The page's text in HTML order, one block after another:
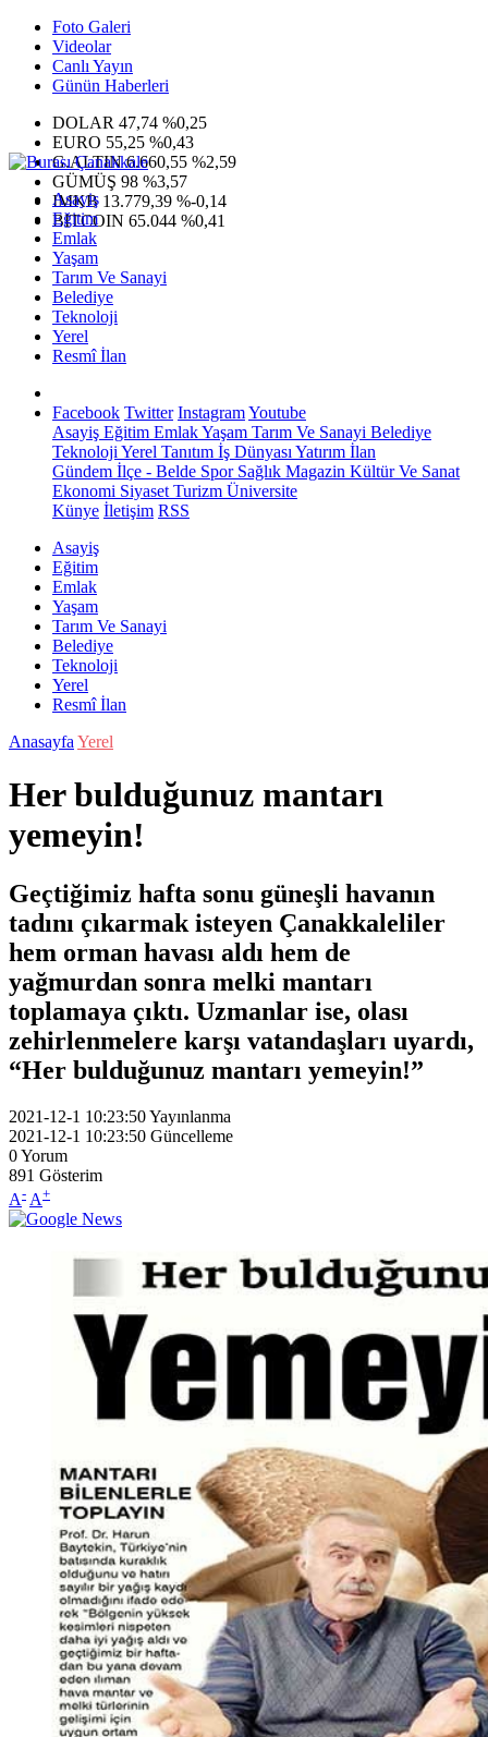
Foto Galeri
Videolar
Canlı Yayın
Günün Haberleri
DOLAR 47,74 %0,25
EURO 55,25 %0,43
G.ALTIN6.660,55 %2,59
GÜMÜŞ 98 %3,57
IMKB 13.779,39 %-0,14
BITCOIN 65.044 %0,41
Asayiş
Eğitim
Emlak
Yaşam
Tarım Ve Sanayi
Belediye
Teknoloji
Yerel
Resmî İlan
Facebook Twitter InstagramYoutube
Asayiş Eğitim EmlakYaşam Tarım Ve Sanayi Belediye
Teknoloji Yerel Tanıtım İş Dünyası Yatırım İlan
Gündem İlçe - Belde SporSağlık Magazin Kültür Ve Sanat
Ekonomi Siyaset Turizm Üniversite
Künye İletişim RSS
Asayiş
Eğitim
Emlak
Yaşam
Tarım Ve Sanayi
Belediye
Teknoloji
Yerel
Resmî İlan
Anasayfa Yerel
Her bulduğunuz mantarı
yemeyin!
Geçtiğimiz hafta sonu güneşli havanın
tadını çıkarmak isteyen Çanakkaleliler
hem orman havası aldı hem de
yağmurdan sonra melki mantarı
toplamaya çıktı. Uzmanlar ise, olası
zehirlenmelere karşı vatandaşları uyardı,
“Her bulduğunuz mantarı yemeyin!”
2021-12-1 10:23:50Yayınlanma
2021-12-1 10:23:50 Güncelleme
0Yorum
891 Gösterim
A- A+